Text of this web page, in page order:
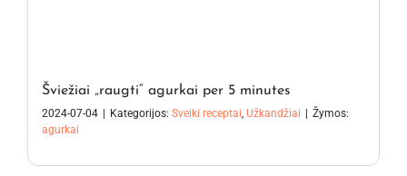
Šviežiai „raugti“ agurkai per 5 minutes
2024-07-04 Kategorijos: Sveiki receptai, Užkandžiai
Žymos:
agurkai